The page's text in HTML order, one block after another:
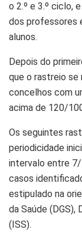
o 2.º e 3.º ciclo,
dos professores
alunos.
Depois do
que o rastreio se
concelhos com
acima de 120/
Os seguintes
periodicidade
intervalo entre
casos
estipulado na
da Saúde (DGS),
(ISS).